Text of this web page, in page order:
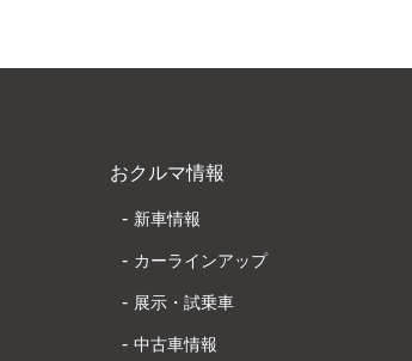
おクルマ情報
新車情報
カーラインアップ
展示・試乗車
中古車情報